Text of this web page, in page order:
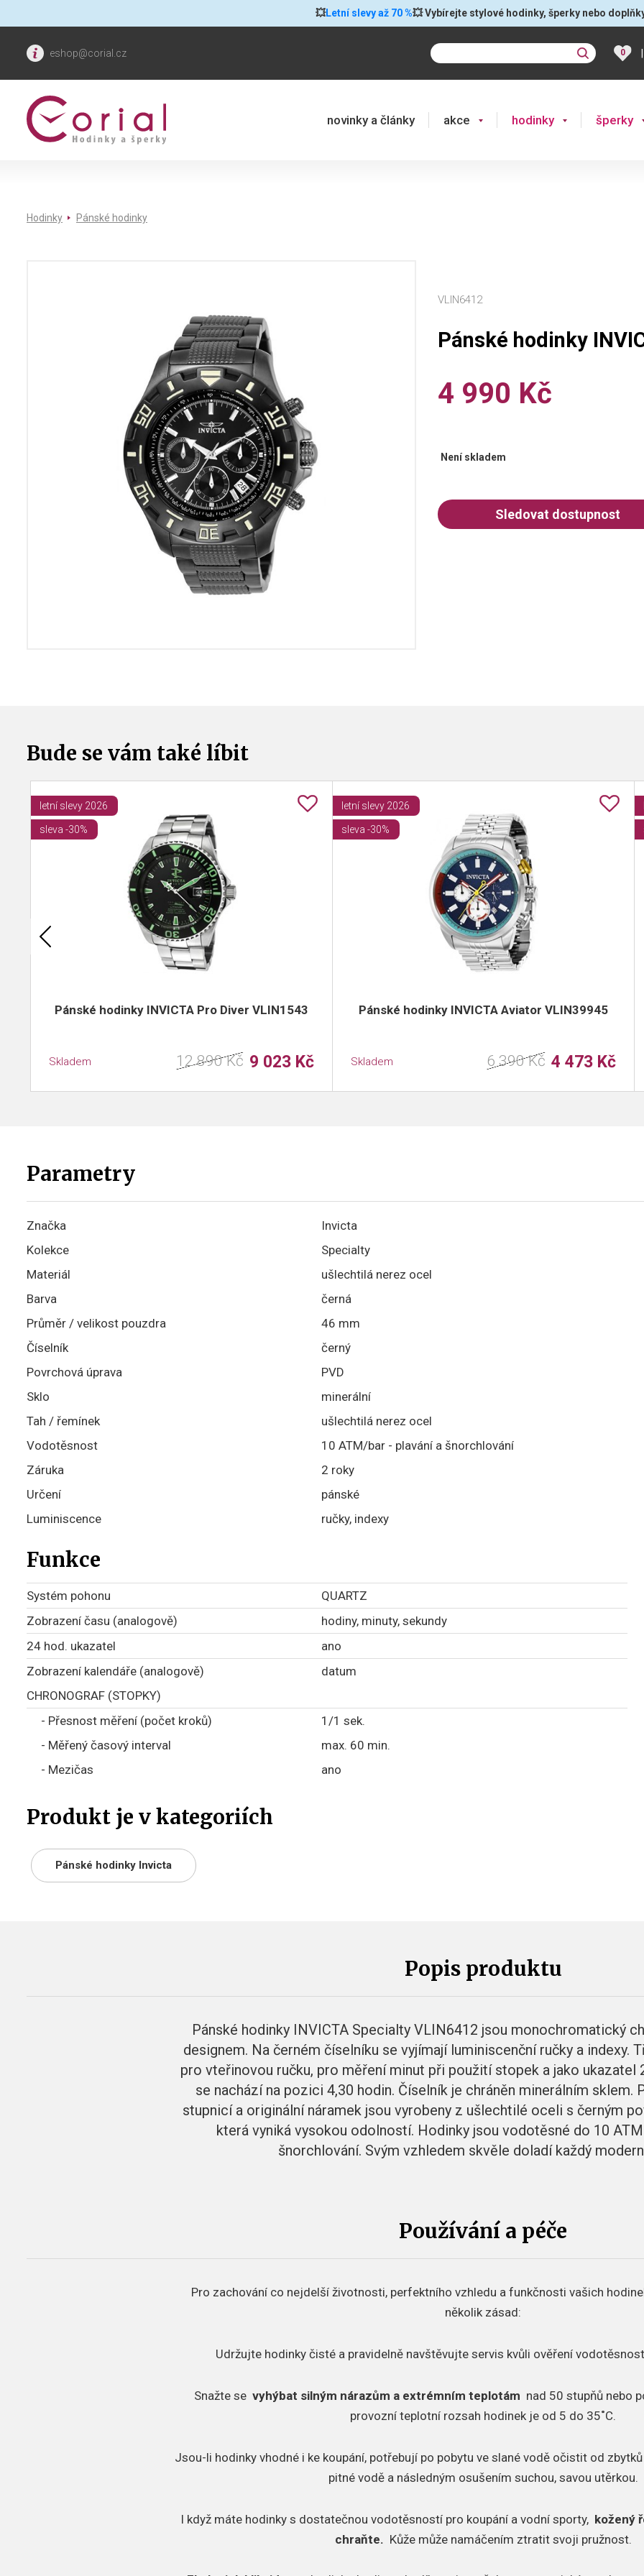
💥Letní slevy až 70 %💥 Vybírejte stylové hodinky, šperky nebo
eshop@corial.cz 0 |
novinky a články akce hodinky šperky
Hodinky Pánské hodinky
VLIN6412
Pánské hodinky
4 990 Kč
Není skladem
Bude se vám také líbit
Pánské hodinky INVICTA Pro Diver VLIN1543
letní slevy 2026
sleva -30%
Skladem 12 890 Kč 9 023 Kč
Pánské hodinky INVICTA Aviator VLIN39945
letní slevy 2026
sleva -30%
Skladem 6 390 Kč 4 473 Kč
Parametry
Značka
Invicta
Kolekce
Specialty
Materiál
ušlechtilá nerez ocel
Barva
černá
Průměr / velikost pouzdra
46 mm
Číselník
černý
Povrchová úprava
PVD
Sklo
minerální
Tah / řemínek
ušlechtilá nerez ocel
Vodotěsnost
10 ATM/bar - plavání a šnorchlování
Záruka
2 roky
Určení
pánské
Luminiscence
ručky, indexy
Funkce
Systém pohonu
QUARTZ
Zobrazení času (analogově)
hodiny, minuty, sekundy
24 hod. ukazatel
ano
Zobrazení kalendáře (analogově)
datum
CHRONOGRAF (STOPKY)
- Přesnost měření (počet kroků)
1/1 sek.
- Měřený časový interval
max. 60 min.
- Mezičas
ano
Produkt je v kategoriích
Pánské hodinky Invicta
Popis produktu
Pánské hodinky INVICTA Specialty VLIN6412 jsou monochromatický
designem. Na černém číselníku se vyjímají luminiscenční ručky a indexy.
pro vteřinovou ručku, pro měření minut při použití stopek a jako ukazatel
se nachází na pozici 4,30 hodin. Číselník je chráněn minerálním sklem.
stupnicí a originální náramek jsou vyrobeny z ušlechtilé oceli s černým
která vyniká vysokou odolností. Hodinky jsou vodotěsné do 10
šnorchlování. Svým vzhledem skvěle doladí každý
Používání a péče
Pro zachování co nejdelší životnosti, perfektního vzhledu a funkčnosti vašich
několik zásad:
Udržujte hodinky čisté a pravidelně navštěvujte servis kvůli ověření
Snažte se vyhýbat silným nárazům a extrémním teplotám nad 50 stupňů nebo
provozní teplotní rozsah hodinek je od 5 do 35˚C.
Jsou-li hodinky vhodné i ke koupání, potřebují po pobytu ve slané vodě očistit od
pitné vodě a následným osušením suchou, savou utěrkou.
I když máte hodinky s dostatečnou vodotěsností pro koupání a vodní sporty, kožený
chraňte. Kůže může namáčením ztratit svoji pružnost.